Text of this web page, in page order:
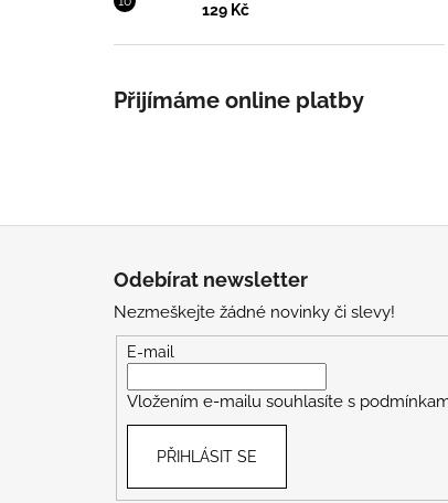
129 Kč
Přijímáme online platby
Odebírat newsletter
Nezmeškejte žádné novinky či slevy!
E-mail
Vložením e-mailu souhlasíte s
PŘIHLÁSIT SE